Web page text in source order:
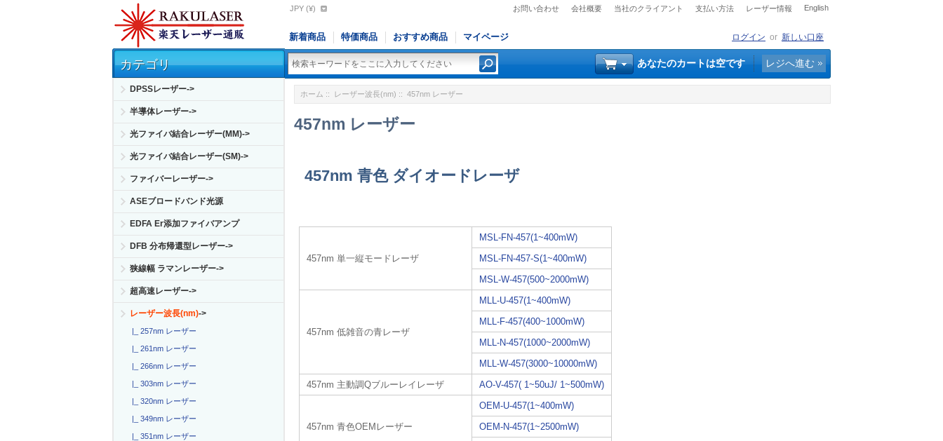
お問い合わせ 会社概要 当社のクライアント 支払い方法 レーザー情報 English
JPY (¥)
新着商品 特価商品 おすすめ商品 マイページ ログイン or 新しい口座
あなたのカートは空です レジへ進む
カテゴリ
DPSSレーザー->
半導体レーザー->
光ファイバ結合レーザー(MM)->
光ファイバ結合レーザー(SM)->
ファイバーレーザー->
ASEブロードバンド光源
EDFA Er添加ファイバアンプ
DFB 分布帰還型レーザー->
狭線幅 ラマンレーザー->
超高速レーザー->
レーザー波長(nm)->
|_ 257nm レーザー
|_ 261nm レーザー
|_ 266nm レーザー
|_ 303nm レーザー
|_ 320nm レーザー
|_ 349nm レーザー
|_ 351nm レーザー
ホーム :: レーザー波長(nm) :: 457nm レーザー
457nm レーザー
457nm 青色 ダイオードレーザ
457nm 単一縦モードレーザ
MSL-FN-457(1~400mW)
MSL-FN-457-S(1~400mW)
MSL-W-457(500~2000mW)
457nm 低雑音の青レーザ
MLL-U-457(1~400mW)
MLL-F-457(400~1000mW)
MLL-N-457(1000~2000mW)
MLL-W-457(3000~10000mW)
457nm 主動調Qブルーレイレーザ
AO-V-457( 1~50uJ/ 1~500mW)
457nm 青色OEMレーザー
OEM-U-457(1~400mW)
OEM-N-457(1~2500mW)